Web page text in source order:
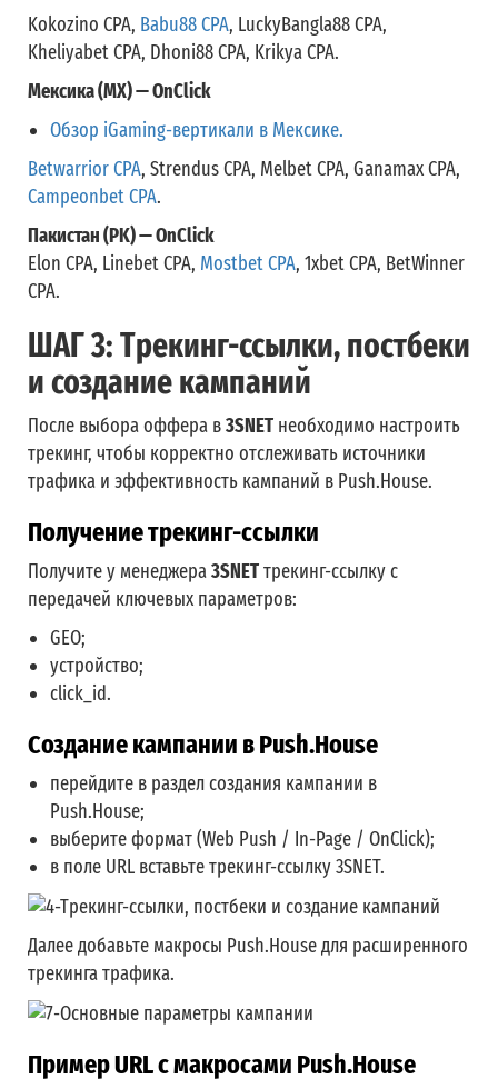
Kokozino CPA, Babu88 CPA, LuckyBangla88 CPA,
Kheliyabet CPA, Dhoni88 CPA, Krikya CPA.
Мексика (MX) — OnClick
Обзор iGaming-вертикали в Мексике.
Betwarrior CPA, Strendus CPA, Melbet CPA, Ganamax CPA,
Campeonbet CPA.
Пакистан (PK) — OnClick
Elon CPA, Linebet CPA, Mostbet CPA, 1xbet CPA, BetWinner
CPA.
ШАГ 3: Трекинг-ссылки, постбеки
и создание кампаний
После выбора оффера в3SNET необходимо настроить
трекинг, чтобы корректно отслеживать источники
трафика и эффективность кампаний в Push.House.
Получение трекинг-ссылки
Получите у менеджера3SNETтрекинг-ссылку с
передачей ключевых параметров:
GEO;
устройство;
click_id.
Создание кампании в Push.House
перейдите в раздел создания кампании в
Push.House;
выберите формат (Web Push / In-Page / OnClick);
в поле URL вставьте трекинг-ссылку 3SNET.
Далее добавьте макросы Push.House для расширенного
трекинга трафика.
Пример URL с макросами Push.House